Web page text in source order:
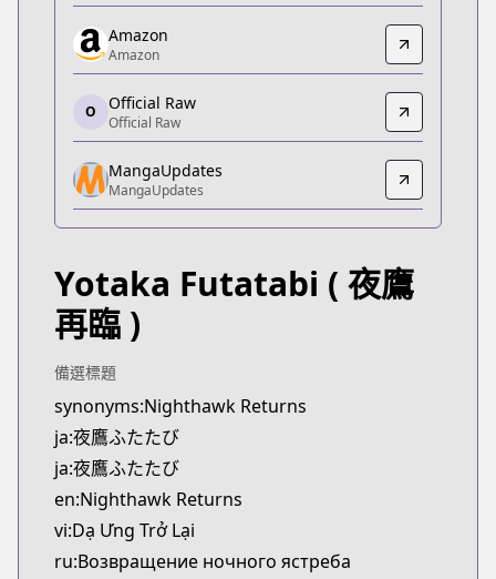
https://mangadex.org/title/f21cda14-5352-4ae9-
Amazon
Amazon
https://www.amazon.co.jp/dp/B0G1MN7MHP
Official Raw
Official Raw
https://morning.kodansha.co.jp/c/
MangaUpdates
MangaUpdates
Book☆Walker
Book☆Walker
https://bookwalker.jp/series/556885
Amazon
Amazon
O Official Raw
Official Raw
MangaUpdates
MangaUpdates
Yotaka Futatabi ( 夜鷹
再臨 )
備選標題
synonyms:Nighthawk Returns
ja:夜鷹ふたたび
ja:夜鷹ふたたび
en:Nighthawk Returns
vi:Dạ Ưng Trở Lại
ru:Возвращение ночного ястреба